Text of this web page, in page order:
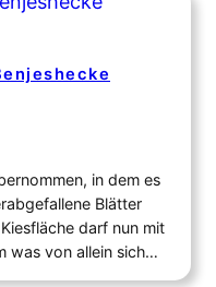
und als
in dem es
Blätter
darf nun mit
was von allein sich
Rasen werden